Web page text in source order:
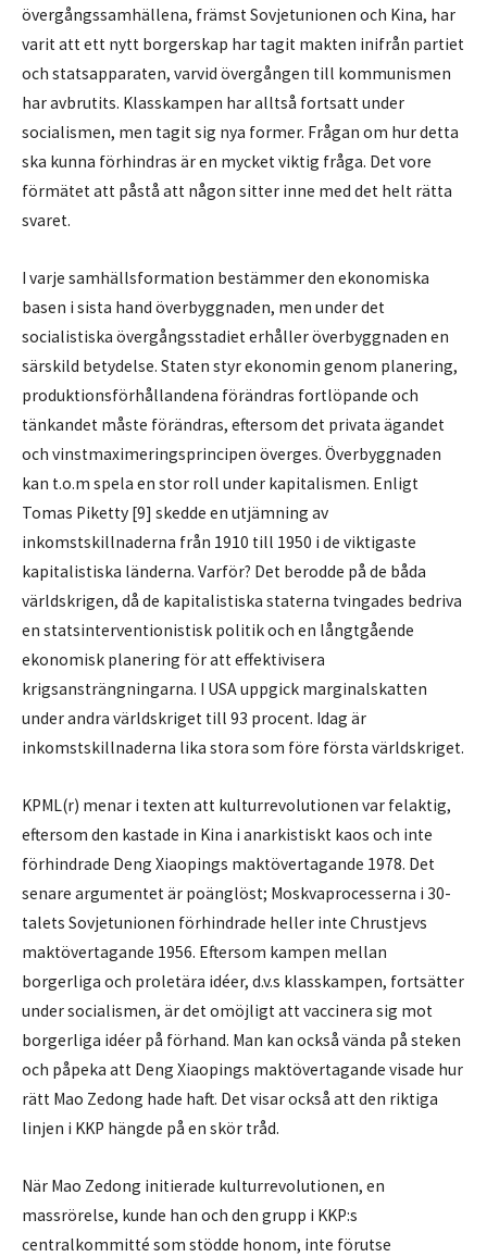
övergångssamhällena, främst Sovjetunionen och Kina, har
varit att ett nytt borgerskap har tagit makten inifrån partiet
och statsapparaten, varvid övergången till kommunismen
har avbrutits. Klasskampen har alltså fortsatt under
socialismen, men tagit sig nya former. Frågan om hur detta
ska kunna förhindras är en mycket viktig fråga. Det vore
förmätet att påstå att någon sitter inne med det helt rätta
svaret.
I varje samhällsformation bestämmer den ekonomiska
basen i sista hand överbyggnaden, men under det
socialistiska övergångsstadiet erhåller överbyggnaden en
särskild betydelse. Staten styr ekonomin genom planering,
produktionsförhållandena förändras fortlöpande och
tänkandet måste förändras, eftersom det privata ägandet
och vinstmaximeringsprincipen överges. Överbyggnaden
kan t.o.m spela en stor roll under kapitalismen. Enligt
Tomas Piketty [9] skedde en utjämning av
inkomstskillnaderna från 1910 till 1950 i de viktigaste
kapitalistiska länderna. Varför? Det berodde på de båda
världskrigen, då de kapitalistiska staterna tvingades bedriva
en statsinterventionistisk politik och en långtgående
ekonomisk planering för att effektivisera
krigsansträngningarna. I USA uppgick marginalskatten
under andra världskriget till 93 procent. Idag är
inkomstskillnaderna lika stora som före första världskriget.
KPML(r) menar i texten att kulturrevolutionen var felaktig,
eftersom den kastade in Kina i anarkistiskt kaos och inte
förhindrade Deng Xiaopings maktövertagande 1978. Det
senare argumentet är poänglöst; Moskvaprocesserna i 30-
talets Sovjetunionen förhindrade heller inte Chrustjevs
maktövertagande 1956. Eftersom kampen mellan
borgerliga och proletära idéer, d.v.s klasskampen, fortsätter
under socialismen, är det omöjligt att vaccinera sig mot
borgerliga idéer på förhand. Man kan också vända på steken
och påpeka att Deng Xiaopings maktövertagande visade hur
rätt Mao Zedong hade haft. Det visar också att den riktiga
linjen i KKP hängde på en skör tråd.
När Mao Zedong initierade kulturrevolutionen, en
massrörelse, kunde han och den grupp i KKP:s
centralkommitté som stödde honom, inte förutse